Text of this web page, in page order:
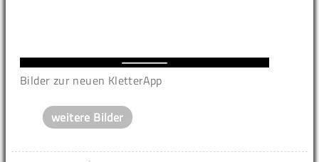
Bilder zur neuen KletterApp
weitere Bilder